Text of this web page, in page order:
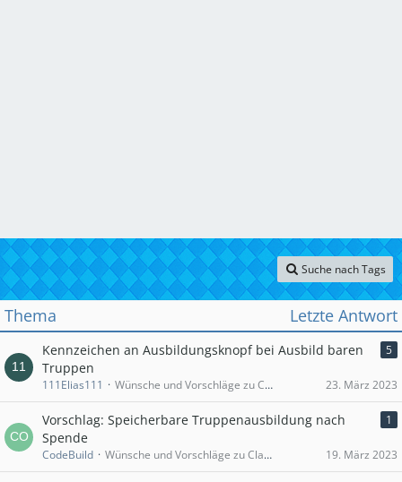
Suche nach Tags
Thema Letzte Antwort
Kennzeichen an Ausbildungsknopf bei Ausbild baren
Truppen
5
111Elias111 Wünsche und Vorschläge zu Clash of Clans 23. März 2023
Vorschlag: Speicherbare Truppenausbildung nach
Spende
1
CodeBuild Wünsche und Vorschläge zu Clash of Clans 19. März 2023